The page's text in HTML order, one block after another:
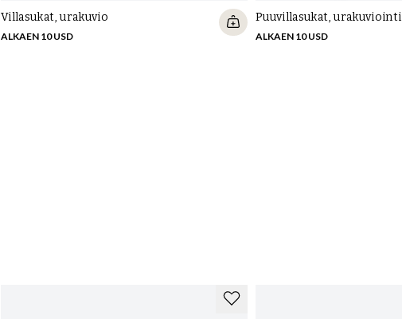
Villasukat, urakuvio
ALKAEN 10 USD
Puuvillasukat, urakuviointi
ALKAEN 10 USD